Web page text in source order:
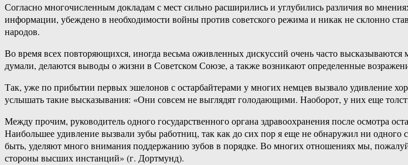
Согласно многочисленным докладам с мест сильно расширились и углубились различия во
информации, убеждено в необходимости войны против советского режима и никак не склонно
народов.
Во время всех повторяющихся, иногда весьма оживленных дискуссий очень часто
думали, делаются выводы о жизни в Советском Союзе, а также возникают определенные
Так, уже по прибытии первых эшелонов с остарбайтерами у многих немцев вызвало удивление
услышать такие высказывания: «Они совсем не выглядят голодающими. Наоборот, у них еще
Между прочим, руководитель одного государственного органа здравоохранения после осмотра
Наибольшее удивление вызвали зубы работниц, так как до сих пор я еще не обнаружил ни
быть, уделяют много внимания поддержанию зубов в порядке. Во многих отношениях мы,
стороны высших инстанций» (г. Дортмунд).